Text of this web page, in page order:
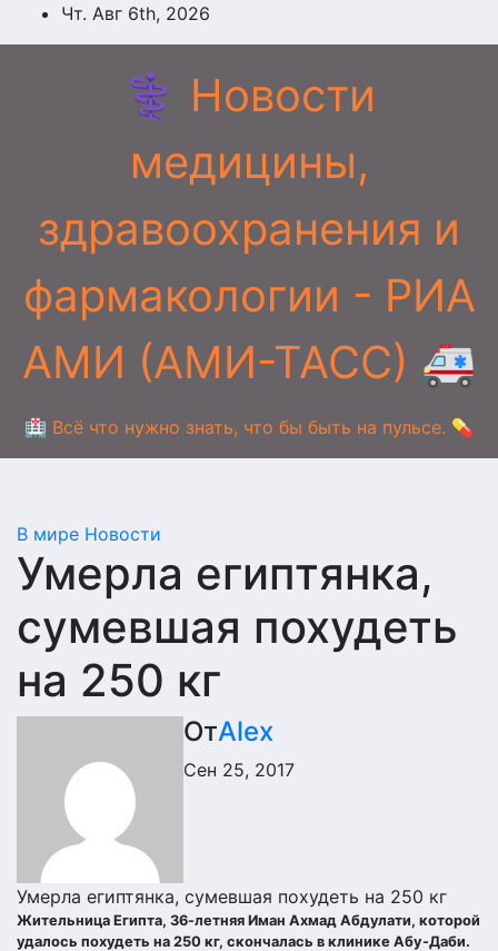
Перейти
к
Чт. Авг 6th, 2026
⚕️ Новости
медицины,
здравоохранения и
фармакологии - РИА
АМИ (АМИ-ТАСС) 🚑
🏥 Всё что нужно знать, что бы быть на пульсе. 💊
В мире Новости
Умерла египтянка,
сумевшая похудеть
на 250 кг
ОтAlex
Сен 25, 2017
Умерла египтянка, сумевшая похудеть на 250 кг
Жительница Египта, 36-летняя Иман Ахмад Абдулати, которой
удалось похудеть на 250 кг, скончалась в клинике Абу-Даби.